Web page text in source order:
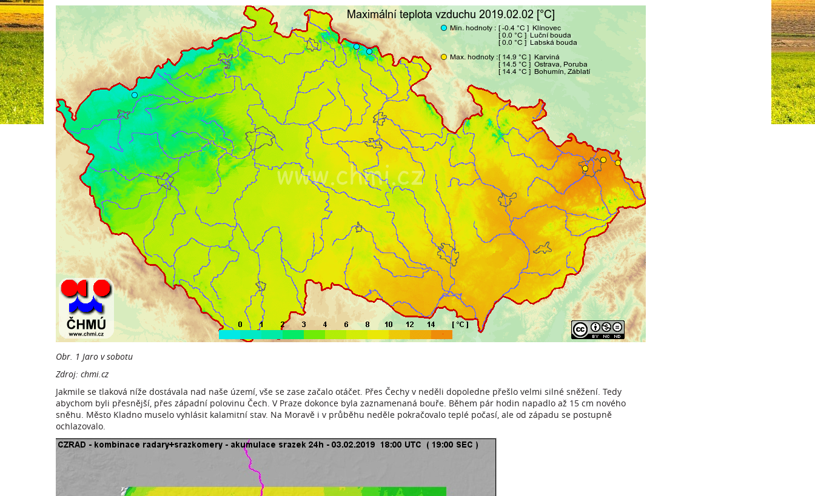
Obr. 1 Jaro v sobotu
Zdroj: chmi.cz
Jakmile se tlaková níže dostávala nad naše území, vše se zase začalo otáčet. Přes Čechy v neděli dopoledne přešlo velmi silné sněžení. Tedy
abychom byli přesnější, přes západní polovinu Čech. V Praze dokonce byla zaznamenaná bouře. Během pár hodin napadlo až 15 cm nového
sněhu. Město Kladno muselo vyhlásit kalamitní stav. Na Moravě i v průběhu neděle pokračovalo teplé počasí, ale od západu se postupně
ochlazovalo.